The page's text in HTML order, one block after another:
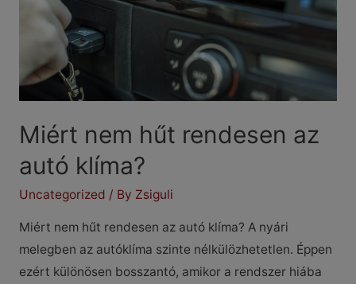
Miért nem hűt rendesen az
autó klíma?
Uncategorized / By Zsiguli
Miért nem hűt rendesen az autó klíma? A nyári
melegben az autóklíma szinte nélkülözhetetlen. Éppen
ezért különösen bosszantó, amikor a rendszer hiába